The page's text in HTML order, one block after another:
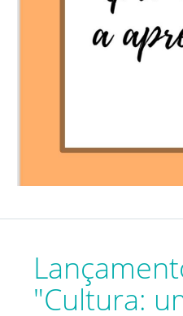
"Cultura: